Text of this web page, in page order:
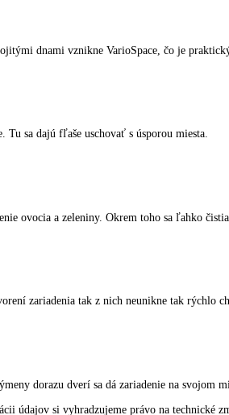
výmenu s extrémne nízkou
dvojitými dnami vznikne VarioSpace,